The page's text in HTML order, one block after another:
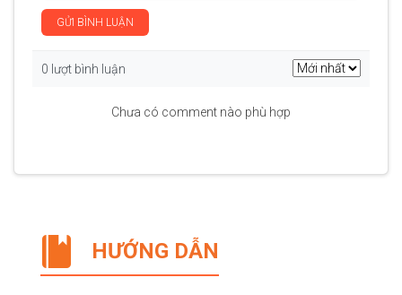
GỬI BÌNH LUẬN
0 lượt bình luận
Chưa có comment nào phù hợp
HƯỚNG DẪN